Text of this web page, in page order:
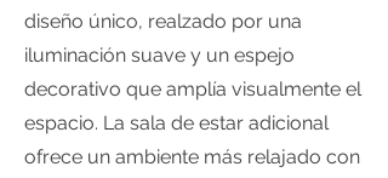
diseño único, realzado por una
iluminación suave y un espejo
decorativo que amplía visualmente el
espacio. La sala de estar adicional
ofrece un ambiente más relajado con